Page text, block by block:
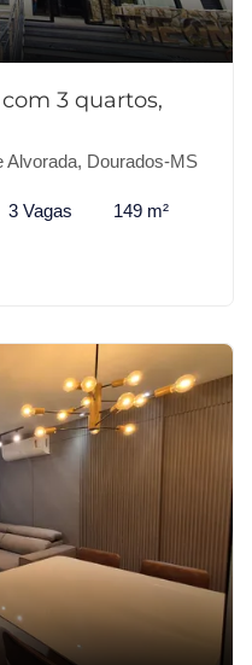
3 quartos,
Alvorada, Dourados-MS
3 Vagas 149 m²